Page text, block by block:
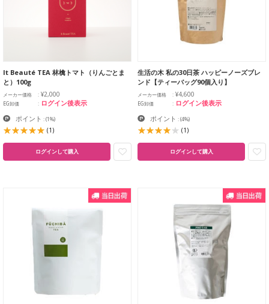
It Beauté TEA 林檎トマト（りんごとま
と）100g
メーカー価格 ¥2,000
EG卸価 ログイン後表示
ポイント :(1%)
(1)
ログインして購入
生活の木 私の30日茶 ハッピーノーズブレ
ンド【ティーバッグ90個入り】
メーカー価格 ¥4,600
EG卸価 ログイン後表示
ポイント :(4%)
(1)
ログインして購入